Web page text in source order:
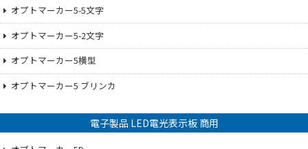
オプトマーカー5-5文字
オプトマーカー5-2文字
オプトマーカー5横型
オプトマーカー5 ブリンカ
電子製品 LED電光表示板 商用